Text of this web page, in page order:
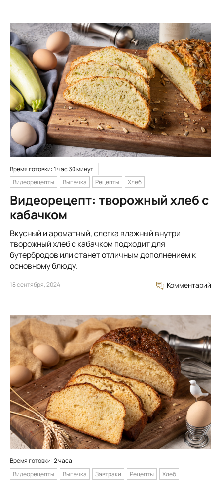
Время готовки: 1 час 30 минут
Видеорецепты
Выпечка Рецепты Хлеб
Видеорецепт: творожный хлеб с
кабачком
Вкусный и ароматный, слегка влажный внутри
творожный хлеб с кабачком подходит для
бутербродов или станет отличным дополнением к
основному блюду.
18 сентября, 2024 Комментарий
Время готовки: 2 часа
Видеорецепты
Выпечка Завтраки Рецепты Хлеб